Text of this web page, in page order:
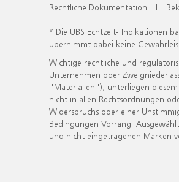
Rechtliche Dokumentation |
* Die UBS Echtzeit- Indikationen
übernimmt dabei keine
Wichtige rechtliche und
Unternehmen oder
"Materialien"), unterliegen
nicht in allen Rechtsordnungen
Widerspruchs oder einer
Bedingungen Vorrang.
und nicht eingetragenen Marken